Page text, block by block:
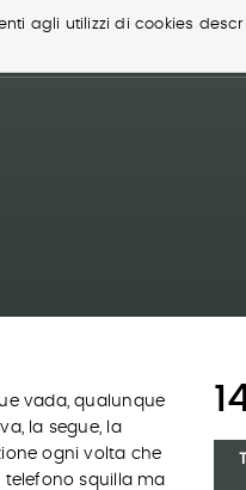
agli utilizzi di cookies
vada, qualunque
la segue, la
ogni volta che
telefono squilla ma